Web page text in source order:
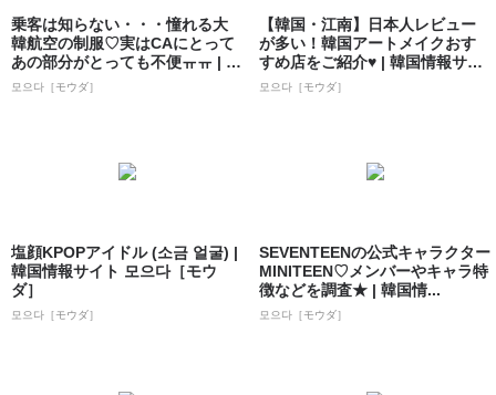
乗客は知らない・・・憧れる大
韓航空の制服♡実はCAにとって
あの部分がとっても不便ㅠㅠ | 韓
国情報...
모으다［モウダ］
【韓国・江南】日本人レビュー
が多い！韓国アートメイクおす
すめ店をご紹介♥ | 韓国情報サイ
ト 모으...
모으다［モウダ］
塩顔KPOPアイドル (소금 얼굴) |
韓国情報サイト 모으다［モウ
ダ］
모으다［モウダ］
SEVENTEENの公式キャラクター
MINITEEN♡メンバーやキャラ特
徴などを調査★ | 韓国情...
모으다［モウダ］